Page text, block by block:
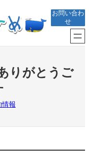
お問い合わ
せ
りがとうご
情報